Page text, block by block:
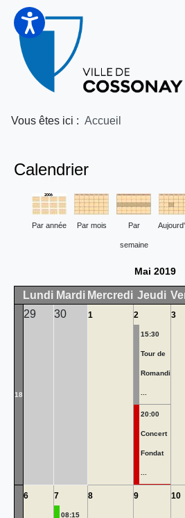
Vous êtes ici : Accueil
Calendrier
Par année Par mois Par
semaine
Mai 2019
Lundi Mardi Mercredi Jeudi
18
29 30 1 2
15:30
Tour de
Romandi
20:00
Concert
Fondat
3
6 7
08:15
8 9 10